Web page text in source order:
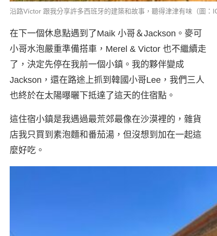
沿路Víctor 跟我分享許多西班牙的建築和故事，聽得津津有味（圖：
在下一個休息點遇到了Maik 小哥＆Jackson。麥可
小哥水泡嚴重準備搭車，Merel & Victor 也不繼續走
了，決定先停在我前一個小鎮。我的夥伴變成
Jackson，還在路途上抓到韓國小哥Lee，我們三人
也終於在太陽曝曬下抵達了這天的住宿點。
這住宿小鎮是我遇過最荒郊最像在沙漠裡的，雜貨
店我只買到素泡麵和番茄湯，但沒想到加在一起這
麼好吃。